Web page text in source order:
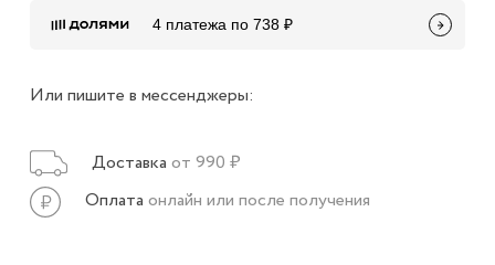
4 платежа по 738 ₽
Или пишите в мессенджеры:
Доставка от 990 ₽
Оплата онлайн или после получения